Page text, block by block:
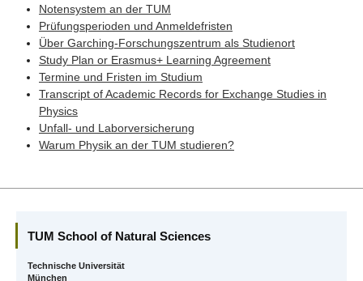
Notensystem an der TUM
Prüfungsperioden und Anmeldefristen
Über Garching-Forschungszentrum als Studienort
Study Plan or Erasmus+ Learning Agreement
Termine und Fristen im Studium
Transcript of Academic Records for Exchange Studies in
Physics
Unfall- und Laborversicherung
Warum Physik an der TUM studieren?
TUM School of Natural Sciences
Technische Universität
München